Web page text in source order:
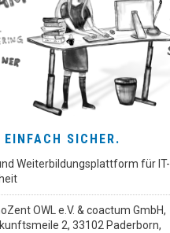
EINFACH SICHER.
Weiterbildungsplattform für IT-
OWL e.V. & coactum GmbH,
2, 33102 Paderborn,